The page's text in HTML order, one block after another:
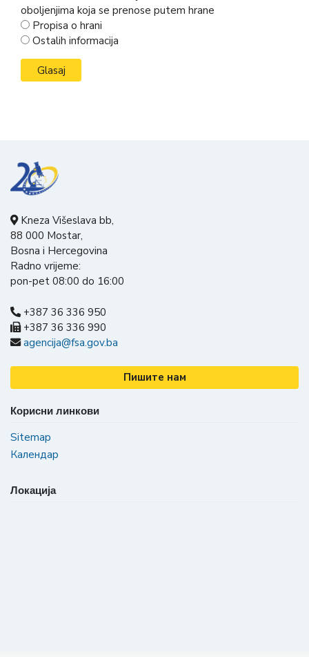
oboljenjima koja se prenose putem hrane
Propisa o hrani
Ostalih informacija
Kneza Višeslava bb,
88 000 Mostar,
Bosna i Hercegovina
Radno vrijeme:
pon-pet 08:00 do 16:00
+387 36 336 950
+387 36 336 990
agencija@fsa.gov.ba
Пишите нам
Корисни линкови
Sitemap
Календар
Локација